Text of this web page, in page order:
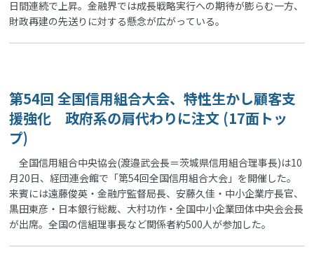
日間連続で上昇。金融界では成長戦略実行への期待が膨らむ一方、
財政再建の先送りに対する懸念が広がっている。
第54回 全国信用組合大会、特性生かし顧客支
援強化 政府系の肩代わりに注文 (17面トッ
プ)
全国信用組合中央協会(渡邉武会長＝茨城県信用組合理事長)は10
月20日、経団連会館で「第54回全国信用組合大会」を開催した。
来賓には遠藤俊英・金融庁監督局長、安藤久佳・中小企業庁長官、
黒田東彦・日本銀行総裁、大村功作・全国中小企業団体中央会会長
が出席。全国の信組理事長など関係者約500人が参加した。